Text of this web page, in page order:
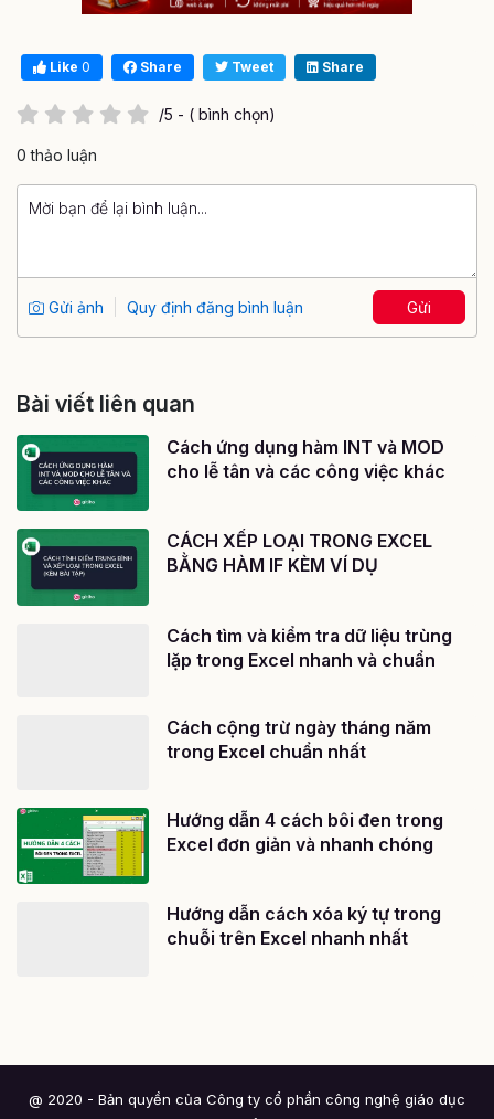
Like 0 Share Tweet Share
/5 - ( bình chọn)
0 thảo luận
Gửi ảnh Quy định đăng bình luận Gửi
Bài viết liên quan
Cách ứng dụng hàm INT và MOD
cho lễ tân và các công việc khác
CÁCH XẾP LOẠI TRONG EXCEL
BẰNG HÀM IF KÈM VÍ DỤ
Cách tìm và kiểm tra dữ liệu trùng
lặp trong Excel nhanh và chuẩn
Cách cộng trừ ngày tháng năm
trong Excel chuẩn nhất
Hướng dẫn 4 cách bôi đen trong
Excel đơn giản và nhanh chóng
Hướng dẫn cách xóa ký tự trong
chuỗi trên Excel nhanh nhất
@ 2020 - Bản quyền của Công ty cổ phần công nghệ giáo dục